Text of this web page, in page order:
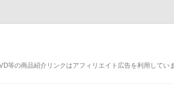
等の商品紹介リンクはアフィリエイト広告を利用してい